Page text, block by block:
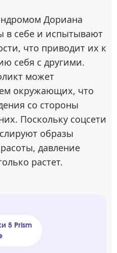
Дориана
в себе и испытывают
что приводит их к
себя с другими.
может
окружающих, что
со стороны
Поскольку соцсети
образы
давление
растет.
5 Prism